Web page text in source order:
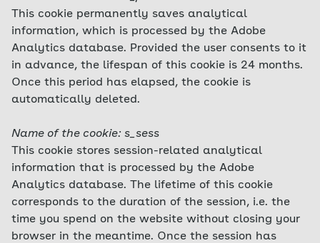
This cookie permanently saves analytical
information, which is processed by the Adobe
Analytics database. Provided the user consents to it
in advance, the lifespan of this cookie is 24 months.
Once this period has elapsed, the cookie is
automatically deleted.
Name of the cookie: s_sess
This cookie stores session-related analytical
information that is processed by the Adobe
Analytics database. The lifetime of this cookie
corresponds to the duration of the session, i.e. the
time you spend on the website without closing your
browser in the meantime. Once the session has